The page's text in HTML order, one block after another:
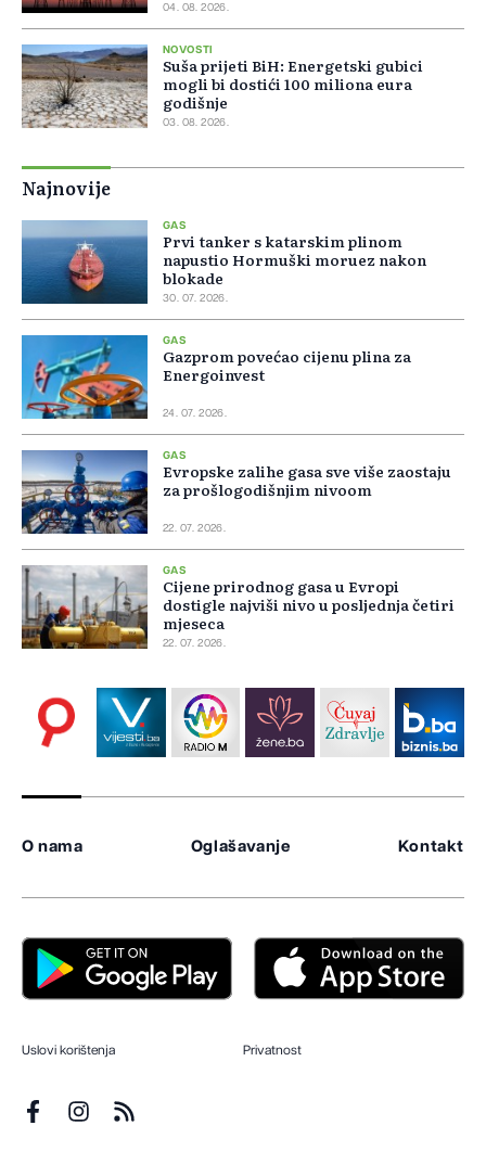
04. 08. 2026.
NOVOSTI
Suša prijeti BiH: Energetski gubici
mogli bi dostići 100 miliona eura
godišnje
03. 08. 2026.
Najnovije
GAS
Prvi tanker s katarskim plinom
napustio Hormuški moruez nakon
blokade
30. 07. 2026.
GAS
Gazprom povećao cijenu plina za
Energoinvest
24. 07. 2026.
GAS
Evropske zalihe gasa sve više zaostaju
za prošlogodišnjim nivoom
22. 07. 2026.
GAS
Cijene prirodnog gasa u Evropi
dostigle najviši nivo u posljednja četiri
mjeseca
22. 07. 2026.
O nama Oglašavanje Kontakt
Uslovi korištenja Privatnost